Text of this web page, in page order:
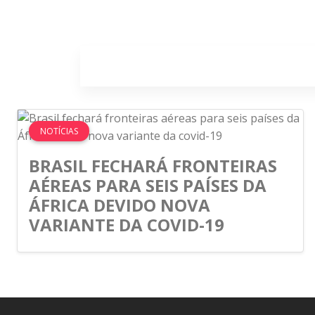
NOTÍCIAS
BRASIL FECHARÁ FRONTEIRAS
AÉREAS PARA SEIS PAÍSES DA
ÁFRICA DEVIDO NOVA
VARIANTE DA COVID-19